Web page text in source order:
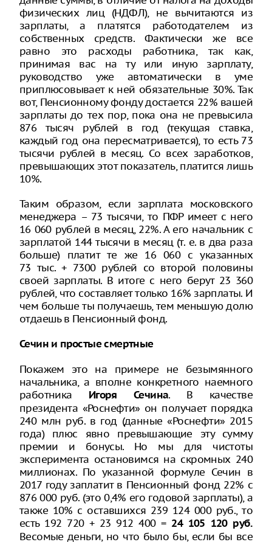
физических лиц (НДФЛ), не вычитаются из
зарплаты, а платятся работодателем из
собственных средств. Фактически же все
равно это расходы работника, так как,
принимая вас на ту или иную зарплату,
руководство уже автоматически в уме
приплюсовывает к ней обязательные 30%. Так
вот, Пенсионному фонду достается 22% вашей
зарплаты до тех пор, пока она не превысила
876 тысяч рублей в год (текущая ставка,
каждый год она пересматривается), то есть 73
тысячи рублей в месяц. Со всех заработков,
превышающих этот показатель, платится лишь
10%.
Таким образом, если зарплата московского
менеджера – 73 тысячи, то ПФР имеет с него
16 060 рублей в месяц, 22%. А его начальник с
зарплатой 144 тысячи в месяц (т. е. в два раза
больше) платит те же 16 060 с указанных
73 тыс. + 7300 рублей со второй половины
своей зарплаты. В итоге с него берут 23 360
рублей, что составляет только 16% зарплаты. И
чем больше ты получаешь, тем меньшую долю
отдаешь в Пенсионный фонд.
Сечин и простые смертные
Покажем это на примере не безымянного
начальника, а вполне конкретного наемного
работника
Игоря Сечина. В качестве
президента «Роснефти» он получает порядка
240 млн руб. в год (данные «Роснефти» 2015
года) плюс явно превышающие эту сумму
премии и бонусы. Но мы для чистоты
эксперимента остановимся на скромных 240
миллионах. По указанной формуле Сечин в
2017 году заплатит в Пенсионный фонд 22% с
876 000 руб. (это 0,4% его годовой зарплаты), а
также 10% с оставшихся 239 124 000 руб., то
есть 192 720 + 23 912 400 = 24 105 120 руб.
Весомые деньги, но что было бы, если бы все